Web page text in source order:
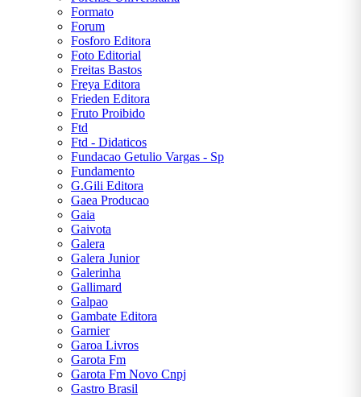
Formato
Forum
Fosforo Editora
Foto Editorial
Freitas Bastos
Freya Editora
Frieden Editora
Fruto Proibido
Ftd
Ftd - Didaticos
Fundacao Getulio Vargas - Sp
Fundamento
G.Gili Editora
Gaea Producao
Gaia
Gaivota
Galera
Galera Junior
Galerinha
Gallimard
Galpao
Gambate Editora
Garnier
Garoa Livros
Garota Fm
Garota Fm Novo Cnpj
Gastro Brasil